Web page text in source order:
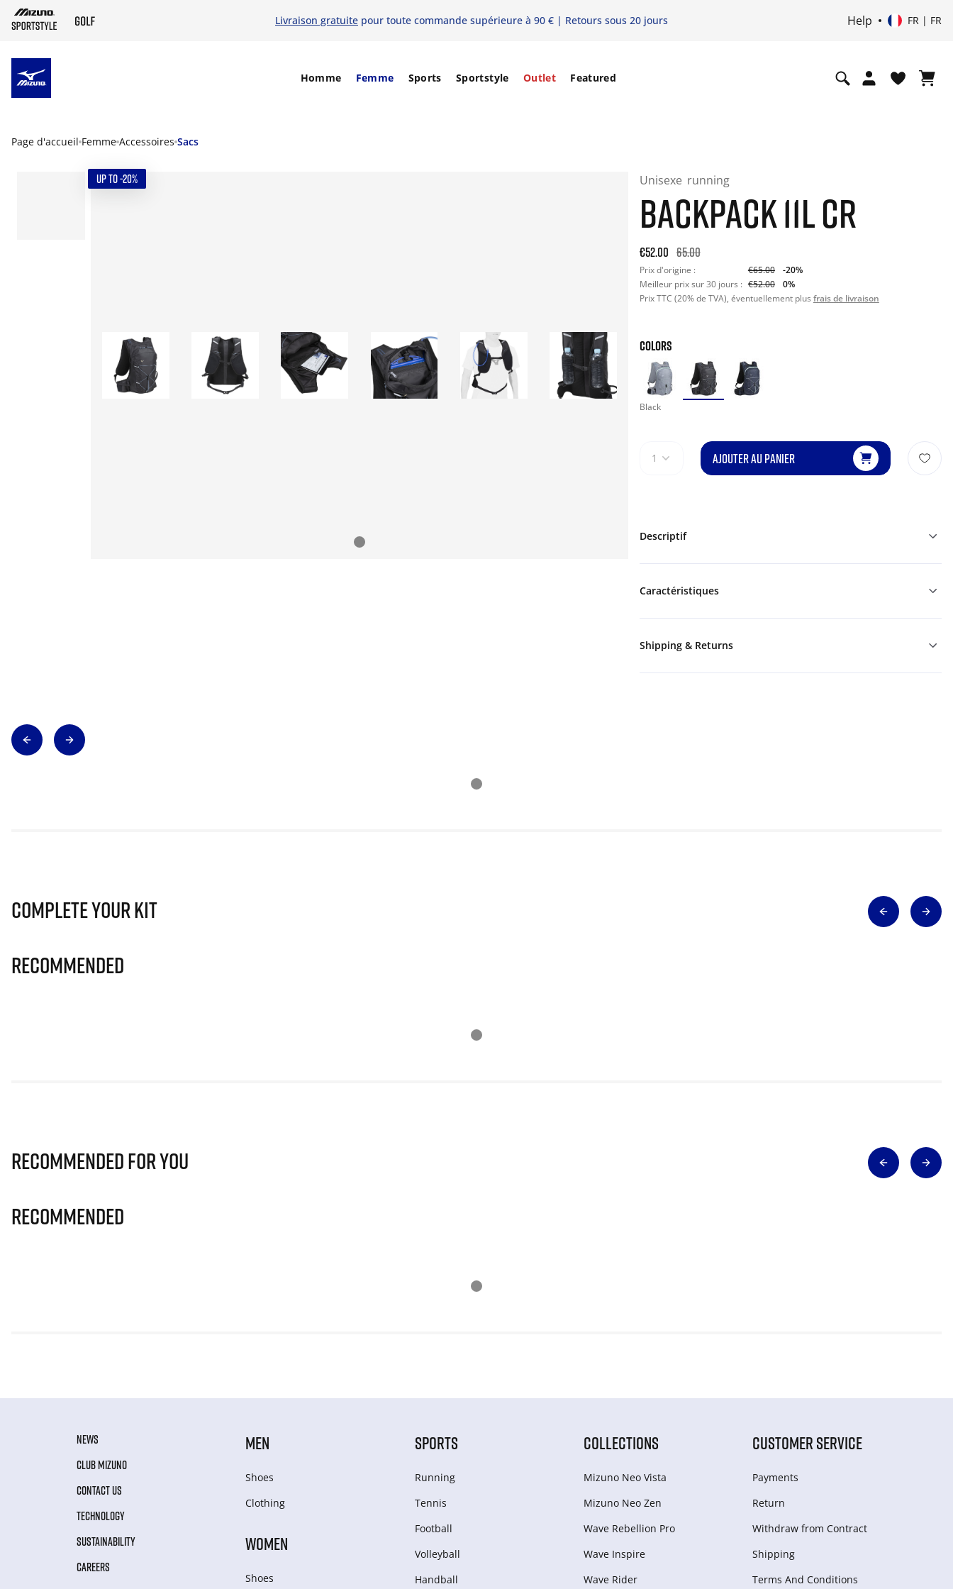
Livraison gratuite pour toute commande supérieure à 90 € | Retours sous 20 jours Help FR | FR
Homme Femme Sports Sportstyle Outlet Featured
Page d'accueil Femme Accessoires Sacs
UP TO -20% Unisexe running
BACKPACK 11L CR
Original price: €65.00. 30-day best price: €52.00. -20% off
€52.00 65.00
Prix d'origine : €65.00
-20%
Meilleur prix sur 30 jours : €52.00
0%
Prix TTC (20% de TVA), éventuellement plus frais de livraison
COLORS
Black
1 AJOUTER AU PANIER
Descriptif
Caractéristiques
Shipping & Returns
Complete Your Kit
Recommended
Recommended for you
Recommended
NEWS
CLUB MIZUNO
CONTACT US
TECHNOLOGY
SUSTAINABILITY
CAREERS
MEN
Shoes
Clothing
WOMEN
Shoes
SPORTS
Running
Tennis
Football
Volleyball
Handball
COLLECTIONS
Mizuno Neo Vista
Mizuno Neo Zen
Wave Rebellion Pro
Wave Inspire
Wave Rider
CUSTOMER SERVICE
Payments
Return
Withdraw from Сontract
Shipping
Terms And Conditions